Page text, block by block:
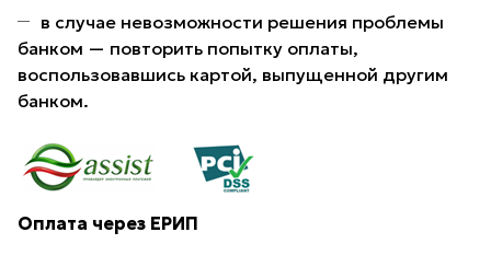
в случае невозможности решения проблемы
банком — повторить попытку оплаты,
воспользовавшись картой, выпущенной другим
банком.
Оплата через ЕРИП